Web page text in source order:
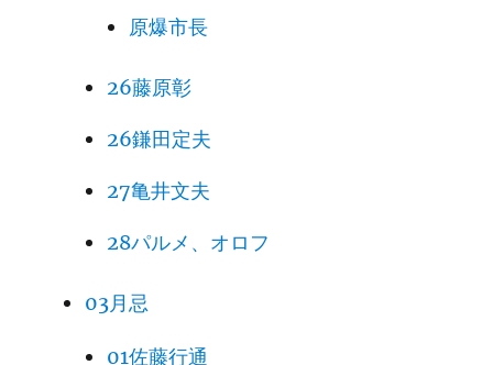
原爆市長
26藤原彰
26鎌田定夫
27亀井文夫
28パルメ、オロフ
03月忌
01佐藤行通